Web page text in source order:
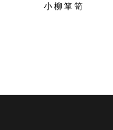
小柳箪笥